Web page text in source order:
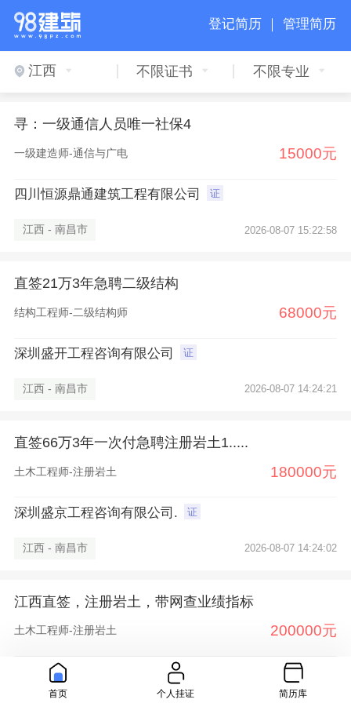
登记简历 ｜ 管理简历
江西 不限证书 不限专业
寻：一级通信人员唯一社保4
一级建造师-通信与广电 15000元
四川恒源鼎通建筑工程有限公司 证
江西 - 南昌市 2026-08-07 15:22:58
直签21万3年急聘二级结构
结构工程师-二级结构师 68000元
深圳盛开工程咨询有限公司 证
江西 - 南昌市 2026-08-07 14:24:21
直签66万3年一次付急聘注册岩土1.....
土木工程师-注册岩土 180000元
深圳盛京工程咨询有限公司. 证
江西 - 南昌市 2026-08-07 14:24:02
江西直签，注册岩土，带网查业绩指标
土木工程师-注册岩土 200000元
深圳盛开工程咨询有限公司 证
首页 个人挂证 简历库
×